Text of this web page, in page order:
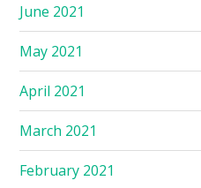
June 2021
May 2021
April 2021
March 2021
February 2021